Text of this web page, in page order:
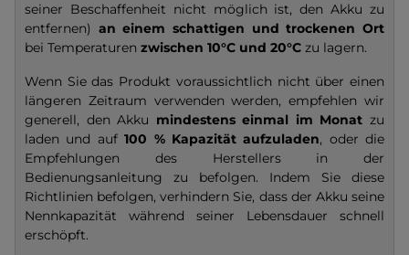
seiner Beschaffenheit nicht möglich ist, den Akku zu
entfernen) an einem schattigen und trockenen Ort
bei Temperaturen zwischen 10°C und 20°C zu lagern.
Wenn Sie das Produkt voraussichtlich nicht über einen
längeren Zeitraum verwenden werden, empfehlen wir
generell, den Akku mindestens einmal im Monat zu
laden und auf100 % Kapazität aufzuladen, oder die
Empfehlungen des Herstellers in der
Bedienungsanleitung zu befolgen. Indem Sie diese
Richtlinien befolgen, verhindern Sie, dass der Akku seine
Nennkapazität während seiner Lebensdauer schnell
erschöpft.